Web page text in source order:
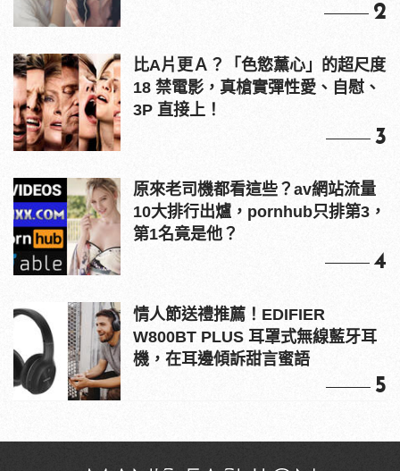
2
比A片更Ａ？「色慾薰心」的超尺度
18 禁電影，真槍實彈性愛、自慰、
3P 直接上！
3
原來老司機都看這些？av網站流量
10大排行出爐，pornhub只排第3，
第1名竟是他？
4
情人節送禮推薦！EDIFIER
W800BT PLUS 耳罩式無線藍牙耳
機，在耳邊傾訴甜言蜜語
5